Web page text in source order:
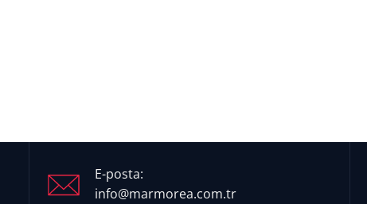
E-posta:
info@marmorea.com.tr